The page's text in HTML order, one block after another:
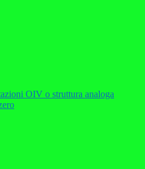
OIV o struttura analoga